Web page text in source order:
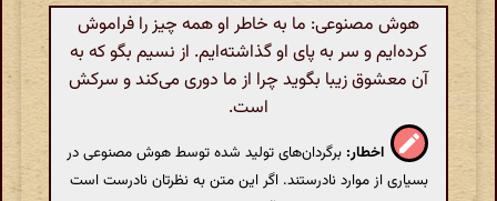
هوش مصنوعی: ما به خاطر او همه چیز را فراموش
کرده‌ایم و سر به پای او گذاشته‌ایم. از نسیم بگو که به
آن معشوق زیبا بگوید چرا از ما دوری می‌کند و سرکش
است.
اخطار: برگردان‌های تولید شده توسط هوش مصنوعی در
بسیاری از موارد نادرستند. اگر این متن به نظرتان نادرست است